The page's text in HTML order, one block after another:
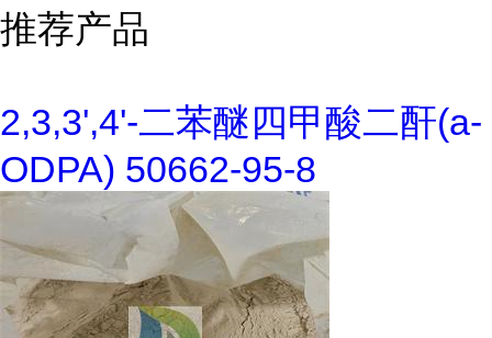
推荐产品
2,3,3',4'-二苯醚四甲酸二酐(a-
ODPA) 50662-95-8